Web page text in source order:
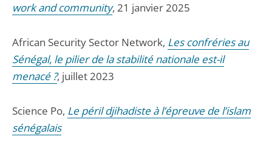
work and community, 21 janvier 2025
African Security Sector Network, Les confréries au
Sénégal, le pilier de la stabilité nationale est-il
menacé ?, juillet 2023
Science Po, Le péril djihadiste à l’épreuve de l’islam
sénégalais